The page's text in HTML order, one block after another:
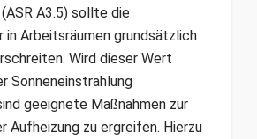
A3.5) sollte die
Arbeitsräumen grundsätzlich
Wird dieser Wert
Sonneneinstrahlung
geeignete Maßnahmen zur
Aufheizung zu ergreifen. Hierzu